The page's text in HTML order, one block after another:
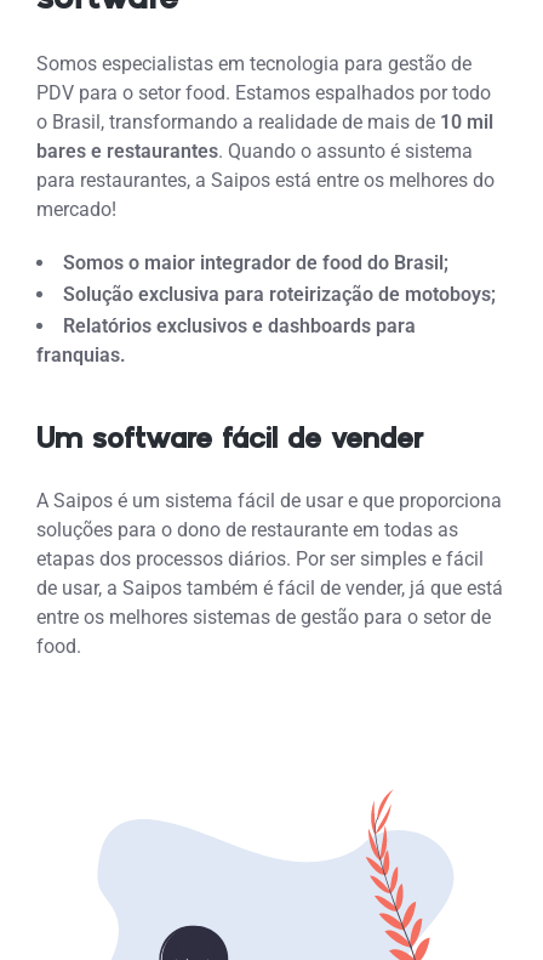
Somos especialistas em tecnologia para gestão de
PDV para o setor food. Estamos espalhados por todo
o Brasil, transformando a realidade de mais de 10 mil
bares e restaurantes. Quando o assunto é sistema
para restaurantes, a Saipos está entre os melhores do
mercado!
Somos o maior integrador de food do Brasil;
Solução exclusiva para roteirização de motoboys;
Relatórios exclusivos e dashboards para
franquias.
Um software fácil de vender
A Saipos é um sistema fácil de usar e que proporciona
soluções para o dono de restaurante em todas as
etapas dos processos diários. Por ser simples e fácil
de usar, a Saipos também é fácil de vender, já que está
entre os melhores sistemas de gestão para o setor de
food.